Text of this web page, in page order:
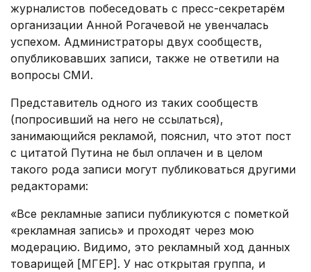
журналистов побеседовать с пресс-секретарём
организации Анной Рогачевой не увенчалась
успехом. Администраторы двух сообществ,
опубликовавших записи, также не ответили на
вопросы СМИ.
Представитель одного из таких сообществ
(попросивший на него не ссылаться),
занимающийся рекламой, пояснил, что этот пост
с цитатой Путина не был оплачен и в целом
такого рода записи могут публиковаться другими
редакторами:
«Все рекламные записи публикуются с пометкой
«рекламная запись» и проходят через мою
модерацию. Видимо, это рекламный ход данных
товарищей [МГЕР]. У нас открытая группа, и